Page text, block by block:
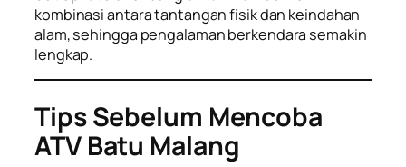
kombinasi antara tantangan fisik dan keindahan
alam, sehingga pengalaman berkendara semakin
lengkap.
Tips Sebelum Mencoba
ATV Batu Malang